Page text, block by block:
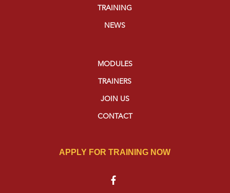
TRAINING
NEWS
MODULES
TRAINERS
JOIN US
CONTACT
APPLY FOR TRAINING NOW